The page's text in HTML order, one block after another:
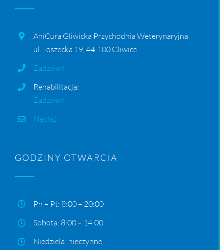
AniCura Gliwicka Przychodnia Weterynaryjna
ul. Toszecka 19, 44-100 Gliwice
Zadzwoń
Rehabilitacja:
Zadzwoń
Napisz
GODZINY OTWARCIA
Pn – Pt: 8:00 – 20:00
Sobota: 8:00 – 14:00
Niedziela: nieczynne